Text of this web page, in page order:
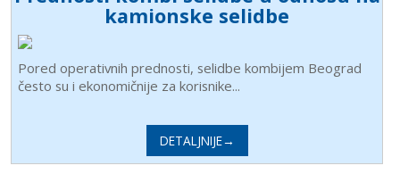
kamionske selidbe
Pored operativnih prednosti, selidbe kombijem Beograd
često su i ekonomičnije za korisnike...
DETALJNIJE→